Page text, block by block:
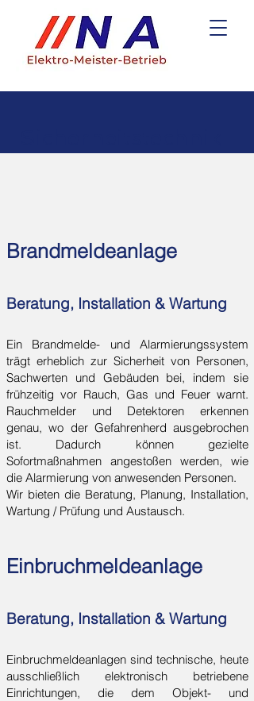
Brandmeldeanlage
Beratung, Installation & Wartung
Ein Brandmelde- und Alarmierungssystem
trägt erheblich zur Sicherheit von Personen,
Sachwerten und Gebäuden bei, indem sie
frühzeitig vor Rauch, Gas und Feuer warnt.
Rauchmelder und Detektoren erkennen
genau, wo der Gefahrenherd ausgebrochen
ist. Dadurch können gezielte
Sofortmaßnahmen angestoßen werden, wie
die Alarmierung von anwesenden Personen.
Wir bieten die Beratung, Planung, Installation,
Wartung / Prüfung und Austausch.
Einbruchmeldeanlage
Beratung, Installation & Wartung
Einbruchmeldeanlagen sind technische, heute
ausschließlich elektronisch betriebene
Einrichtungen, die dem Objekt- und